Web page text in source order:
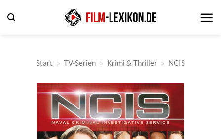
Inhalt
Start » TV-Serien » Krimi & Thriller » NCIS